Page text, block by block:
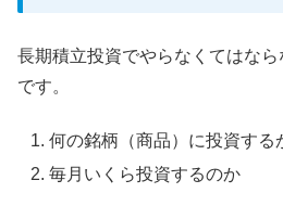
長期積立投資でやらなくてはな
です。
何の銘柄（商品）に投資する
毎月いくら投資するのか